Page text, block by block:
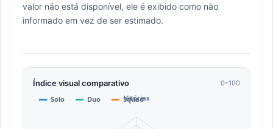
valor não está disponível, ele é exibido como não
informado em vez de ser estimado.
Índice visual comparativo 0–100